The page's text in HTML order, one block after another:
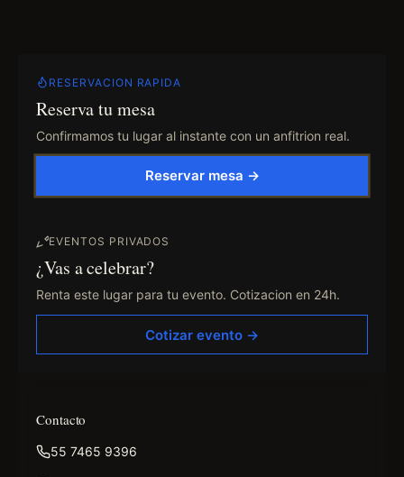
RESERVACION RAPIDA
Reserva tu mesa
Confirmamos tu lugar al instante con un anfitrion real.
Reservar mesa →
EVENTOS PRIVADOS
¿Vas a celebrar?
Renta este lugar para tu evento. Cotizacion en 24h.
Cotizar evento →
Contacto
55 7465 9396